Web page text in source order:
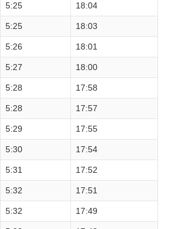
5:25 18:04
5:25 18:03
5:26 18:01
5:27 18:00
5:28 17:58
5:28 17:57
5:29 17:55
5:30 17:54
5:31 17:52
5:32 17:51
5:32 17:49